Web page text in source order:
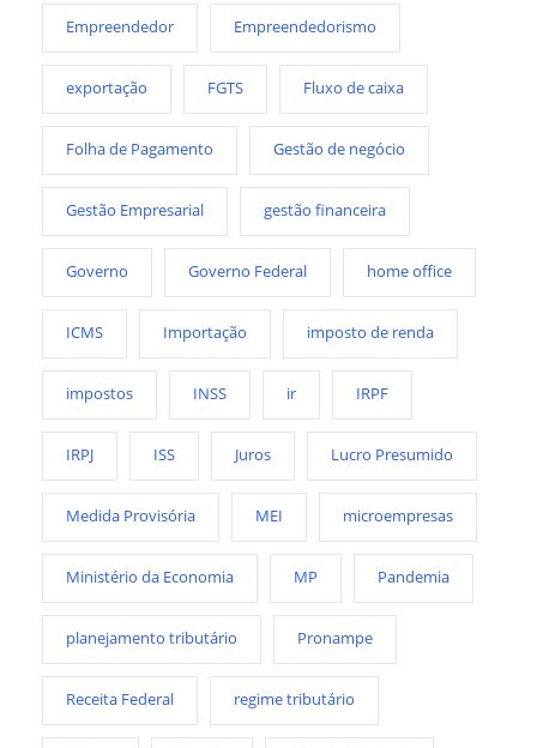
Empreendedor Empreendedorismo
exportação FGTS Fluxo de caixa
Folha de Pagamento Gestão de negócio
Gestão Empresarial gestão financeira
Governo Governo Federal home office
ICMS Importação imposto de renda
impostos INSS ir IRPF
IRPJ ISS Juros Lucro Presumido
Medida Provisória MEI microempresas
Ministério da Economia MP Pandemia
planejamento tributário Pronampe
Receita Federal regime tributário